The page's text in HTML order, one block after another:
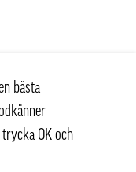
bästa
OK och